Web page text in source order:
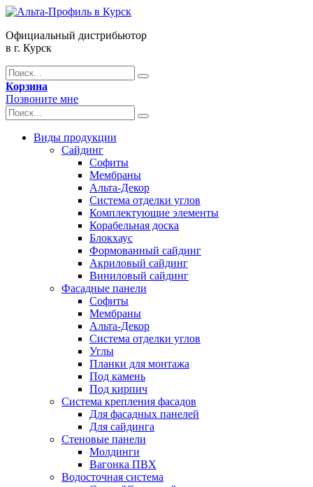
Официальный дистрибьютор
в г. Курск
Корзина
Позвоните мне
Виды продукции
Сайдинг
Софиты
Мембраны
Альта-Декор
Система отделки углов
Комплектующие элементы
Корабельная доска
Блокхаус
Формованный сайдинг
Акриловый сайдинг
Виниловый сайдинг
Фасадные панели
Софиты
Мембраны
Альта-Декор
Система отделки углов
Углы
Планки для монтажа
Под камень
Под кирпич
Система крепления фасадов
Для фасадных панелей
Для сайдинга
Стеновые панели
Молдинги
Вагонка ПВХ
Водосточная система